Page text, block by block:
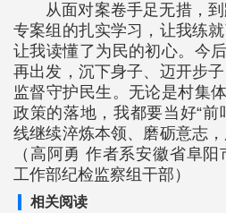
从面对案卷手足无措，
专案组的扎实学习，让我练
让我读懂了为民的初心。今
再出发，沉下身子、迈开步
监督守护民生。无论是村集
政策的落地，我都要当好“前
线继续淬炼本领、磨砺意志
（高阿勇 作者系安徽省阜
工作部纪检监察组干部）
相关阅读